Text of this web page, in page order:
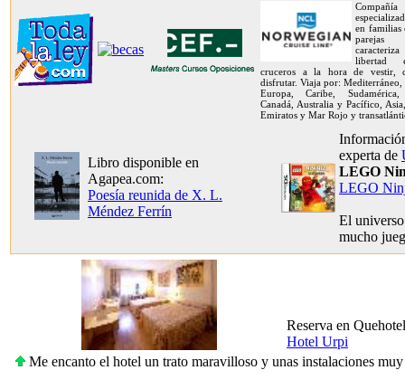
Compañía
en familias
libertad
cruceros a la hora de vestir,
disfrutar. Viaja por: Mediterráneo,
Europa, Caribe, Sudamérica,
Canadá, Australia y Pacífico,
Emiratos y Mar Rojo y
Libro disponible en
Agapea.com:
Poesía reunida de X. L.
Méndez Ferrín
experta de
LEGO
LEGO
El
mucho
Reserva en
Hotel Urpi
Me encanto el hotel un trato maravilloso y unas instalaciones